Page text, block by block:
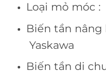
Loại mỏ
Biến tần
Yaskawa
Biến tần di